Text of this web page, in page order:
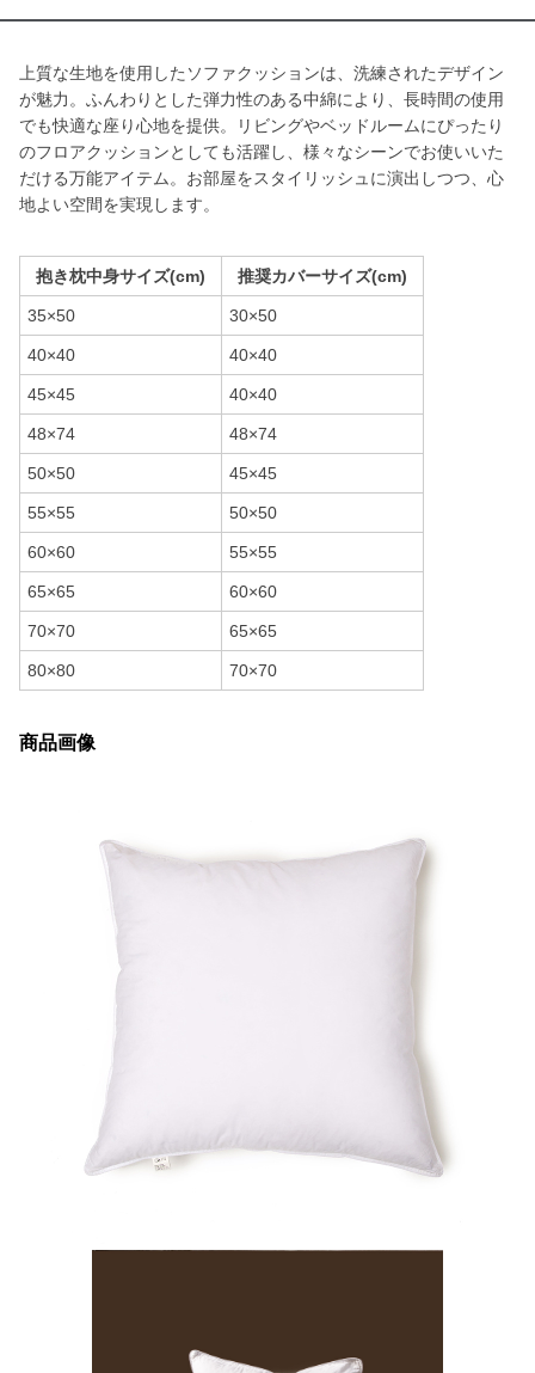
上質な生地を使用したソファクッションは、洗練されたデザイン
が魅力。ふんわりとした弾力性のある中綿により、長時間の使用
でも快適な座り心地を提供。リビングやベッドルームにぴったり
のフロアクッションとしても活躍し、様々なシーンでお使いいた
だける万能アイテム。お部屋をスタイリッシュに演出しつつ、心
地よい空間を実現します。
抱き枕中身サイズ(cm) 推奨カバーサイズ(cm)
35×50 30×50
40×40 40×40
45×45 40×40
48×74 48×74
50×50 45×45
55×55 50×50
60×60 55×55
65×65 60×60
70×70 65×65
80×80 70×70
商品画像